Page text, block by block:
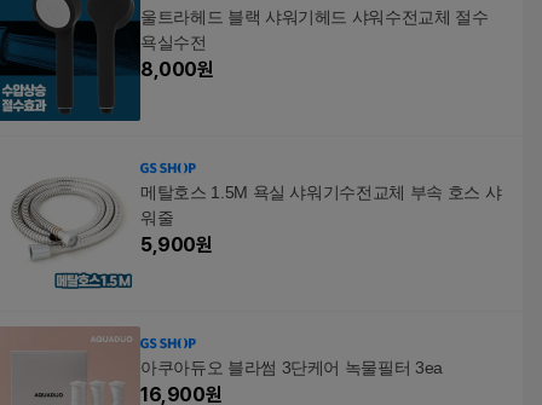
울트라헤드 블랙 샤워기헤드 샤워수전교체 절수
욕실수전
8,000원
메탈호스 1.5M 욕실 샤워기수전교체 부속 호스 샤
워줄
5,900원
아쿠아듀오 블라썸 3단케어 녹물필터 3ea
16,900원